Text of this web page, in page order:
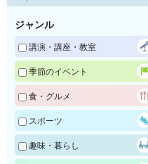
ジャンル
講演・講座・教室
季節のイベント
食・グルメ
スポーツ
趣味・暮らし